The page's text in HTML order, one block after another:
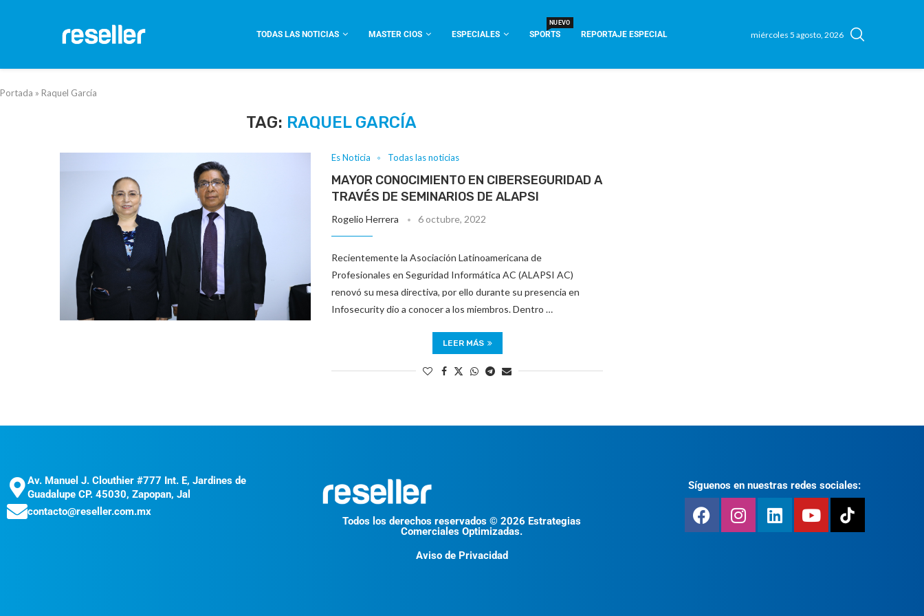
TODAS LAS NOTICIAS MASTER CIOS ESPECIALES SPORTS
NUEVO
REPORTAJE ESPECIAL miércoles 5 agosto, 2026
Portada » Raquel García
TAG: RAQUEL GARCÍA
Es Noticia Todas las noticias
MAYOR CONOCIMIENTO EN CIBERSEGURIDAD A
TRAVÉS DE SEMINARIOS DE ALAPSI
Rogelio Herrera 6 octubre, 2022
Recientemente la Asociación Latinoamericana de
Profesionales en Seguridad Informática AC (ALAPSI AC)
renovó su mesa directiva, por ello durante su presencia en
Infosecurity dio a conocer a los miembros. Dentro …
LEER MÁS
Av. Manuel J. Clouthier #777 Int. E, Jardines de
Guadalupe CP. 45030, Zapopan, Jal
contacto@reseller.com.mx
Todos los derechos reservados © 2026 Estrategias
Comerciales Optimizadas.
Aviso de Privacidad
Síguenos en nuestras redes sociales: